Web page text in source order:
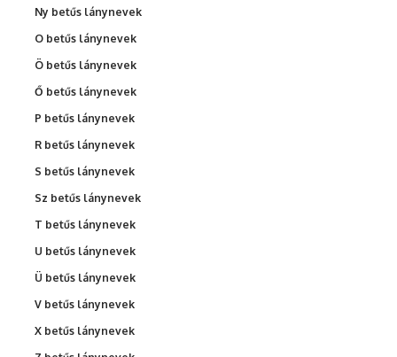
Ny betűs lánynevek
O betűs lánynevek
Ö betűs lánynevek
Ő betűs lánynevek
P betűs lánynevek
R betűs lánynevek
S betűs lánynevek
Sz betűs lánynevek
T betűs lánynevek
U betűs lánynevek
Ü betűs lánynevek
V betűs lánynevek
X betűs lánynevek